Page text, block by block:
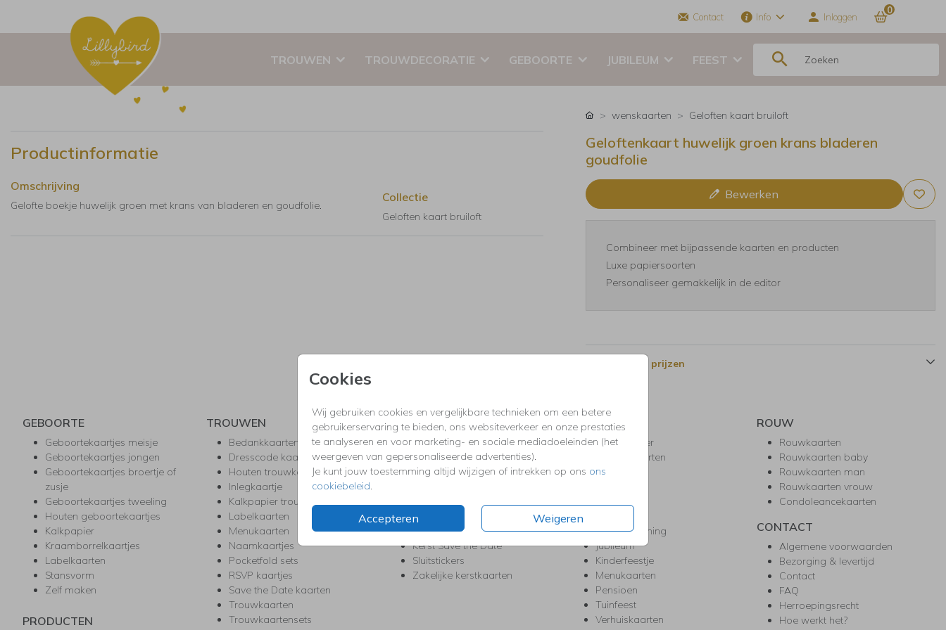
Contact Info Inloggen
0
TROUWEN TROUWDECORATIE GEBOORTE JUBILEUM FEEST
Cookies
Wij gebruiken cookies en vergelijkbare technieken om een betere
gebruikerservaring te bieden, ons websiteverkeer en onze prestaties
te analyseren en voor marketing- en sociale mediadoeleinden (het
weergeven van gepersonaliseerde advertenties).
Je kunt jouw toestemming altijd wijzigen of intrekken op ons ons
cookiebeleid.
Accepteren Weigeren
Productinformatie
Omschrijving
Gelofte boekje huwelijk groen met krans van bladeren en goudfolie.
Collectie
Geloften kaart bruiloft
wenskaarten Geloften kaart bruiloft
Geloftenkaart huwelijk groen krans bladeren
goudfolie
Bewerken
Combineer met bijpassende kaarten en producten
Luxe papiersoorten
Personaliseer gemakkelijk in de editor
Formaten en prijzen
GEBOORTE
Geboortekaartjes meisje
Geboortekaartjes jongen
Geboortekaartjes broertje of
zusje
Geboortekaartjes tweeling
Houten geboortekaartjes
Kalkpapier
Kraamborrelkaartjes
Labelkaarten
Stansvorm
Zelf maken
PRODUCTEN
TROUWEN
Bedankkaarten
Dresscode kaartjes
Houten trouwkaarten
Inlegkaartje
Kalkpapier trouwkaarten
Labelkaarten
Menukaarten
Naamkaartjes
Pocketfold sets
RSVP kaartjes
Save the Date kaarten
Trouwkaarten
Trouwkaartensets
KERST
Kerstkaarten
Kerstborrel uitnodigingen
Kerstdiner uitnodigingen
Kerst-verhuiskaarten
Nieuwjaarskaarten
Kerst Save the Date
Sluitstickers
Zakelijke kerstkaarten
FEEST
Babyshower
Bedankkaarten
Communie
Housewarming
Jubileum
Kinderfeestje
Menukaarten
Pensioen
Tuinfeest
Verhuiskaarten
ROUW
Rouwkaarten
Rouwkaarten baby
Rouwkaarten man
Rouwkaarten vrouw
Condoleancekaarten
CONTACT
Algemene voorwaarden
Bezorging & levertijd
Contact
FAQ
Herroepingsrecht
Hoe werkt het?